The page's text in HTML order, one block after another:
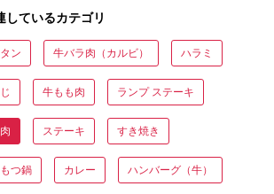
しているカテゴリ
ン 牛バラ肉（カルビ） ハラミ
牛もも肉 ランプ ステーキ
ステーキ すき焼き
もつ鍋 カレー ハンバーグ（牛）